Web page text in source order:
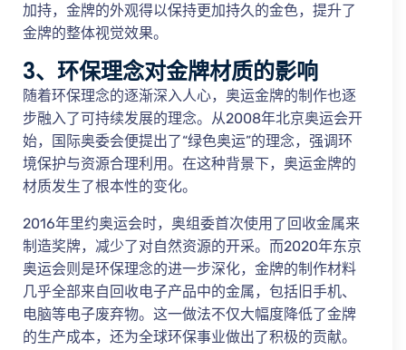
加持，金牌的外观得以保持更加持久的金色，提升了
金牌的整体视觉效果。
3、环保理念对金牌材质的影响
随着环保理念的逐渐深入人心，奥运金牌的制作也逐
步融入了可持续发展的理念。从2008年北京奥运会开
始，国际奥委会便提出了“绿色奥运”的理念，强调环
境保护与资源合理利用。在这种背景下，奥运金牌的
材质发生了根本性的变化。
2016年里约奥运会时，奥组委首次使用了回收金属来
制造奖牌，减少了对自然资源的开采。而2020年东京
奥运会则是环保理念的进一步深化，金牌的制作材料
几乎全部来自回收电子产品中的金属，包括旧手机、
电脑等电子废弃物。这一做法不仅大幅度降低了金牌
的生产成本，还为全球环保事业做出了积极的贡献。